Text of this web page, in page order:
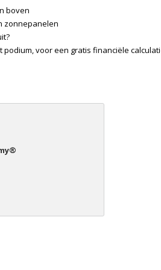
boven
zonnepanelen
podium, voor een gratis financiële